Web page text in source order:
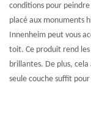
conditions pour
placé aux monuments
Innenheim peut vous
toit. Ce produit rend
brillantes. De plus,
seule couche suffit